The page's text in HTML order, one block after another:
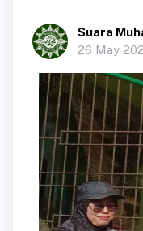
Suara
26 May